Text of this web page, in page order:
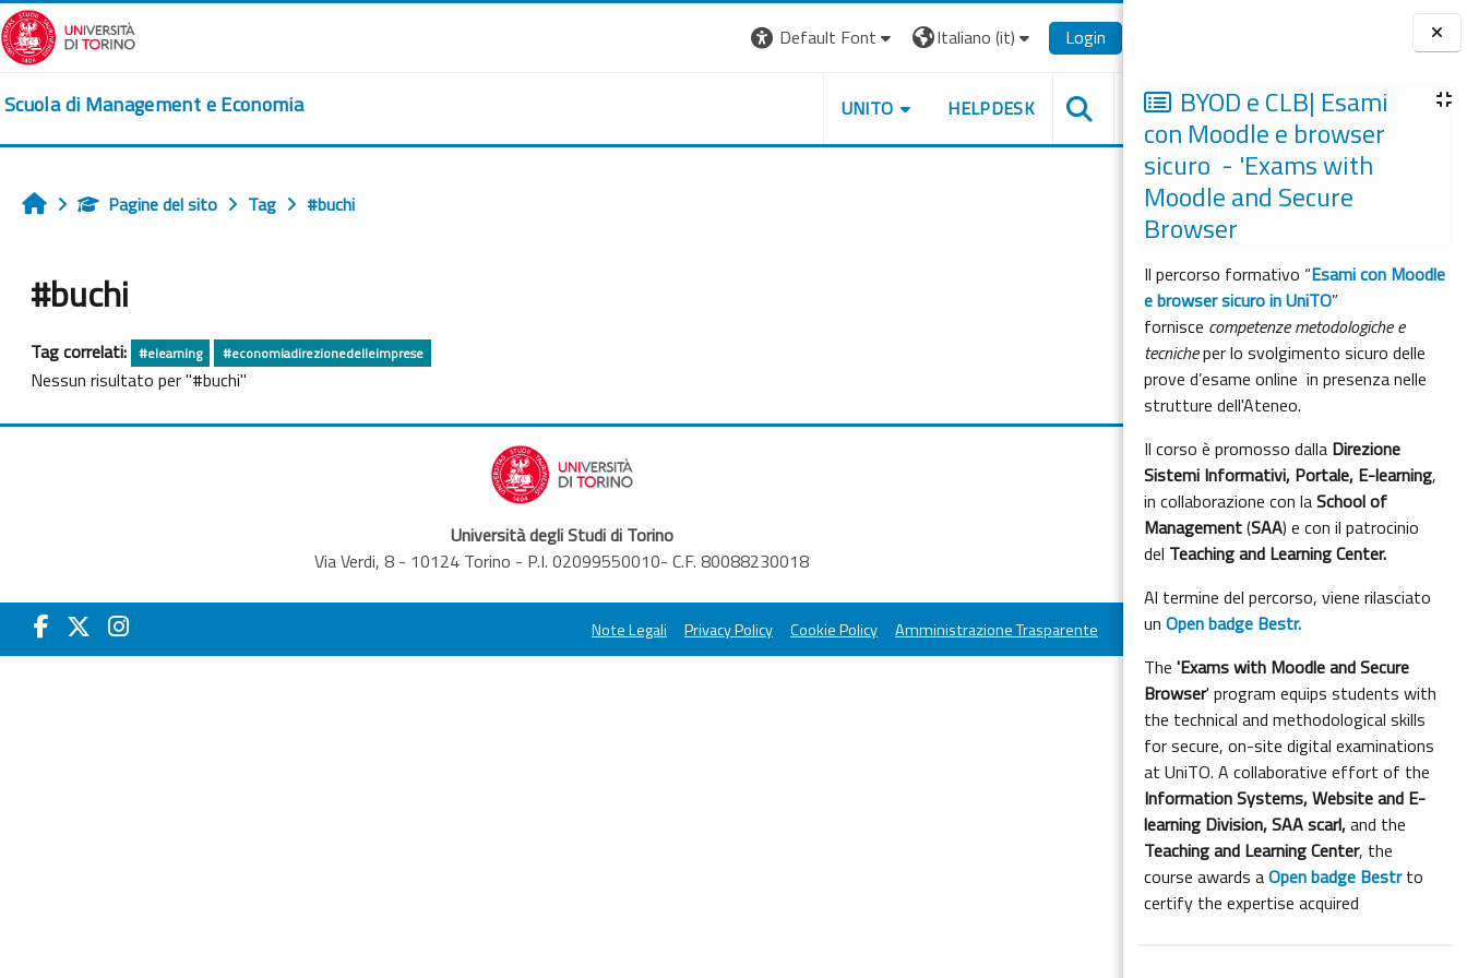
Vai al contenuto principale
Blocchi
BYOD e CLB| Esami
con Moodle e browser
sicuro - 'Exams with
Moodle and Secure
Browser
Il percorso formativo “Esami con Moodle
e browser sicuro in UniTO”
fornisce competenze metodologiche e
tecnicheper lo svolgimento sicuro delle
prove d’esame online in presenza nelle
strutture dell'Ateneo.
Il corso è promosso dalla Direzione
Sistemi Informativi, Portale, E-learning,
in collaborazione con laSchool of
Management(SAA) e con il patrocinio
del Teaching and Learning Center.
Al termine del percorso, viene rilasciato
unOpen badge Bestr.
The'Exams with Moodle and Secure
Browser' program equips students with
the technical and methodological skills
for secure, on-site digital examinations
at UniTO. A collaborative effort of the
Information Systems, Website and E-
learning Division,SAA scarl,and the
Teaching and Learning Center, the
course awards aOpen badge Bestrto
certify the expertise acquired
Default Font Italiano ‎(it)‎ Login
Scuola di Management e Economia UNITO HELPDESK
HomePagine del sito Tag #buchi
#buchi
Tag correlati: #elearning #economiadirezionedelleimprese
Nessun risultato per "#buchi"
Università degli Studi di Torino
Via Verdi, 8 - 10124 Torino - P.I. 02099550010- C.F. 80088230018
Note Legali Privacy Policy Cookie Policy Amministrazione Trasparente